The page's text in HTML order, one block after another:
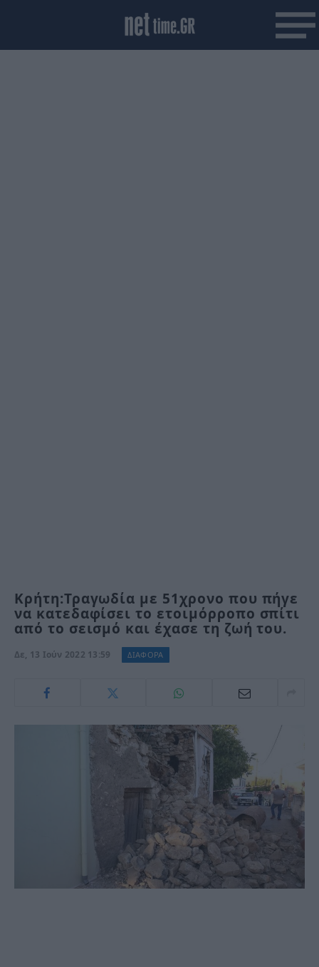
Κρήτη:Τραγωδία με 51χρονο που πήγε
να κατεδαφίσει το ετοιμόρροπο σπίτι
από το σεισμό και έχασε τη ζωή του.
Δε, 13 Ιούν 2022 13:59 ΔΙΑΦΟΡΑ